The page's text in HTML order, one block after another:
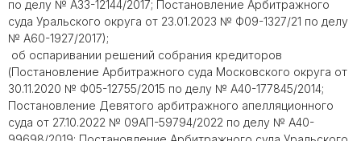
по делу № А33-12144/2017; Постановление Арбитражного
суда Уральского округа от 23.01.2023 № Ф09-1327/21 по делу
№ А60-1927/2017);
об оспаривании решений собрания кредиторов
(Постановление Арбитражного суда Московского округа от
30.11.2020 № Ф05-12755/2015 по делу № А40-177845/2014;
Постановление Девятого арбитражного апелляционного
суда от 27.10.2022 № 09АП-59794/2022 по делу № А40-